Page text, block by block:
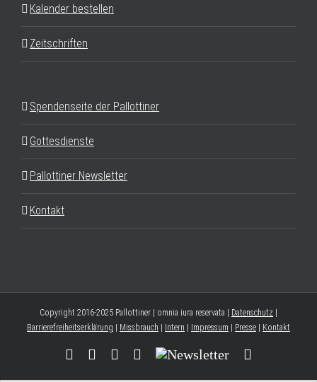
Kalender bestellen
Zeitschriften
Spendenseite der Pallottiner
Gottesdienste
Pallottiner Newsletter
Kontakt
Copyright 2016-2025 Pallottiner | omnia iura reservata | Datenschutz
Barrierefreiheitserklärung
Missbrauch Intern Impressum Presse Kontakt
FacebookYouTubeInstagram
Threads
Newsletter